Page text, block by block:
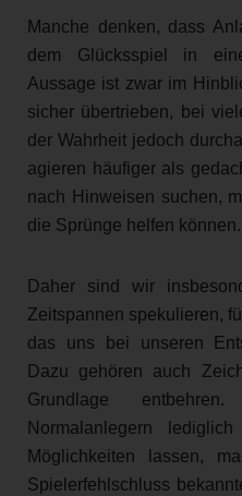
Manche denken, dass
dem Glücksspiel in
Aussage ist zwar im
sicher übertrieben, bei
der Wahrheit jedoch
agieren häufiger als
nach Hinweisen suchen,
die Sprünge helfen können.
Daher sind wir
Zeitspannen spekulieren,
das uns bei unseren
Dazu gehören auch
Grundlage
Normalanlegern
Möglichkeiten lassen,
Spielerfehlschluss